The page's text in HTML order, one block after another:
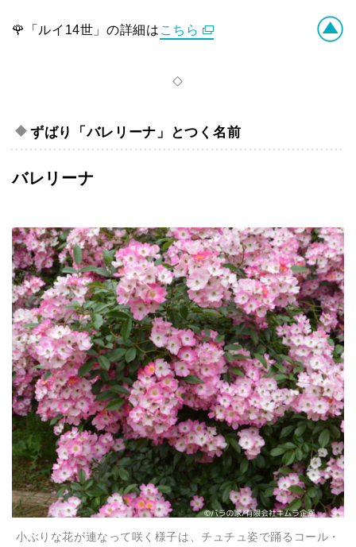
🌹「ルイ14世」の詳細は こちら
◇
ずばり「バレリーナ」とつく名前
バレリーナ
小ぶりな花が連なって咲く様子は、チュチュ姿で踊るコール・